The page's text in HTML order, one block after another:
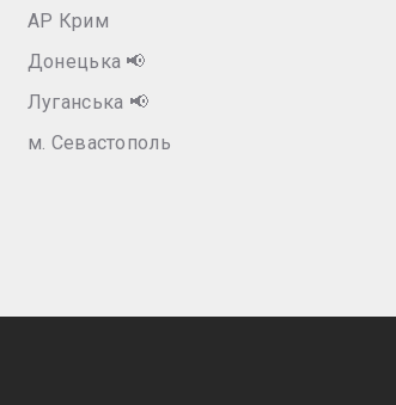
АР Крим
Донецька 📢
Луганська 📢
м. Севастополь